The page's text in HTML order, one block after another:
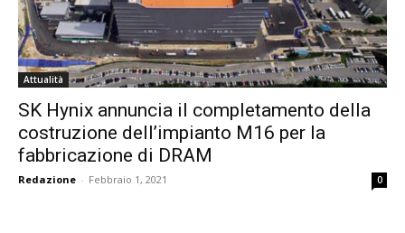
Attualità
SK Hynix annuncia il completamento della
costruzione dell’impianto M16 per la
fabbricazione di DRAM
Redazione - Febbraio 1, 2021 0